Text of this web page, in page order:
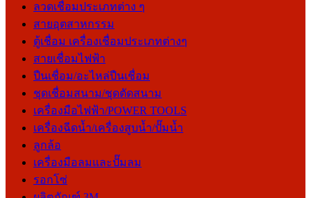
ลวดเชื่อมประเภทต่าง ๆ
สายอุตสาหกรรม
ตู้เชื่อม เครื่องเชื่อมประเภทต่างๆ
สายเชื่อมไฟฟ้า
ปืนเชื่อม/อะไหล่ปืนเชื่อม
ชุดเชื่อมสนาม/ชุดตัดสนาม
เครื่องมือไฟฟ้า/POWER TOOLS
เครื่องฉีดน้ำ/เครื่องสูบน้ำ/ปั๊มน้ำ
ลูกล้อ
เครื่องมือลมและปั๊มลม
รอกโซ่